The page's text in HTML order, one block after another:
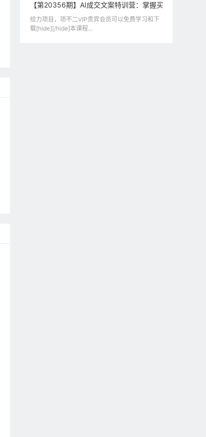
【第20356期】AI成交文案特训营：掌握买家路线图，
给力项目，项不二VIP贵宾会员可以免费学习和下
载[hide][/hide]本课程...